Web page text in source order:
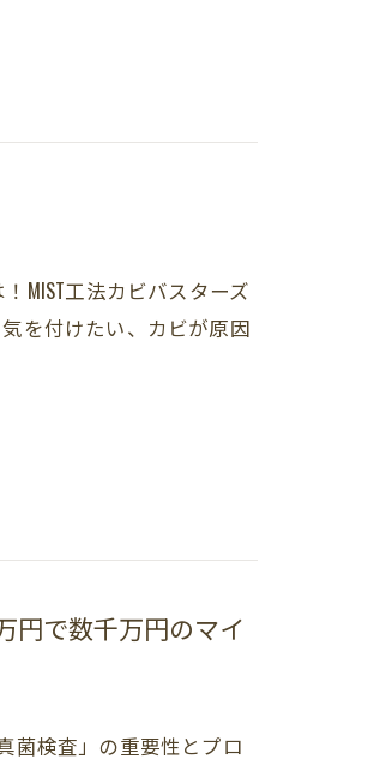
MIST工法カビバスターズ
を付けたい、カビが原因
円で数千万円のマイ
菌検査」の重要性とプロ